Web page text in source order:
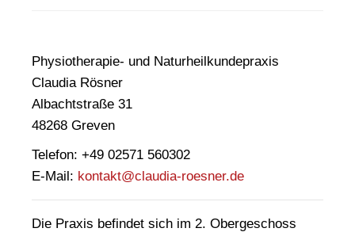
Physiotherapie- und Naturheilkundepraxis
Claudia Rösner
Albachtstraße 31
48268 Greven
Telefon: +49 02571 560302
E-Mail: kontakt@claudia-roesner.de
Die Praxis befindet sich im 2. Obergeschoss